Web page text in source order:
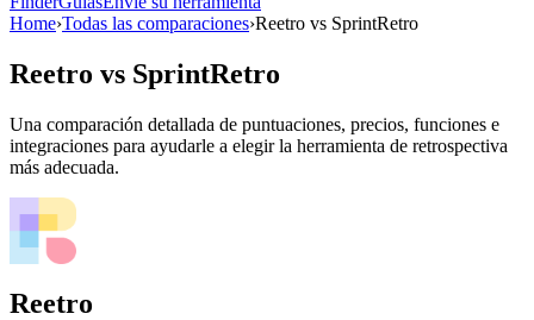
Home›Todas las comparaciones›Reetro vs SprintRetro
Reetro vs SprintRetro
Una comparación detallada de puntuaciones, precios, funciones e
integraciones para ayudarle a elegir la herramienta de retrospectiva
más adecuada.
Reetro